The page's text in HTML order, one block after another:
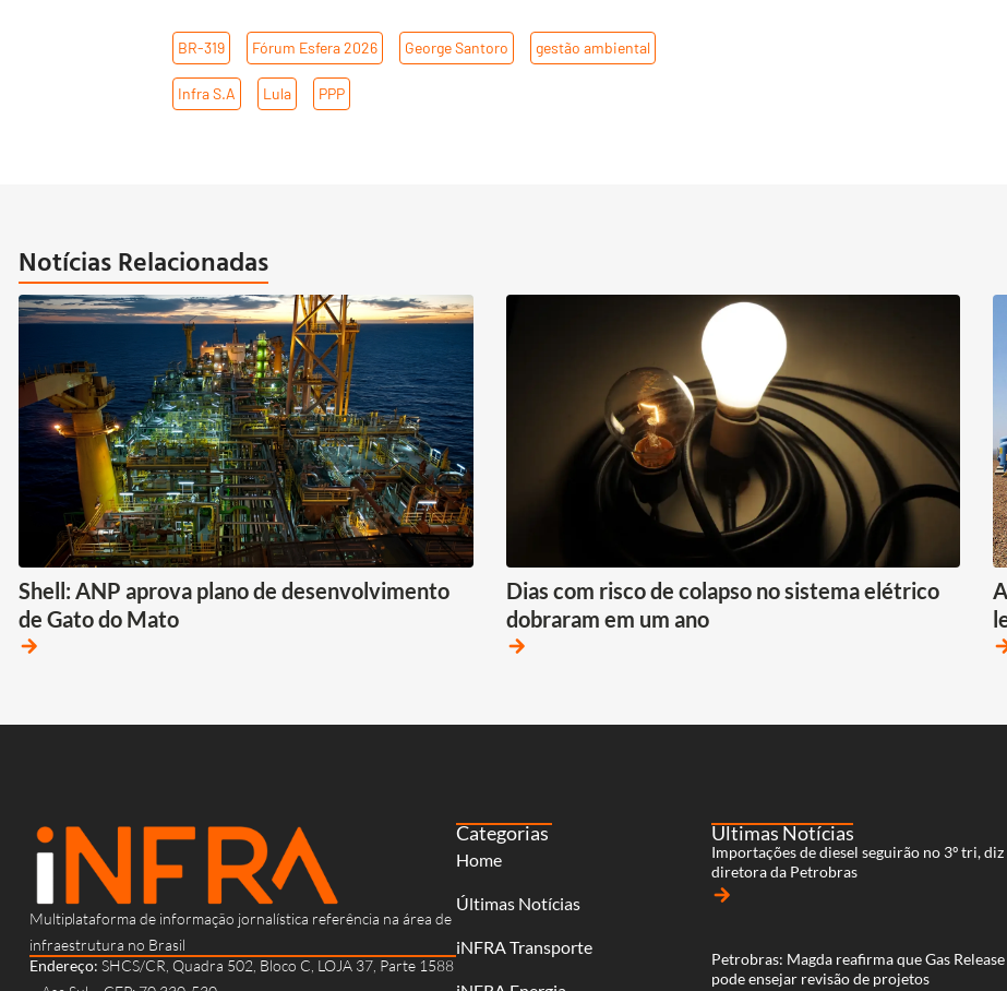
BR-319 Fórum Esfera 2026 George Santoro gestão ambiental
Infra S.A Lula PPP
Notícias Relacionadas
Shell: ANP aprova plano de desenvolvimento
de Gato do Mato
arrow_forward
Dias com risco de colapso no sistema elétrico
dobraram em um ano
arrow_forward
Multiplataforma de informação jornalística referência na área de
infraestrutura no Brasil
Endereço: SHCS/CR, Quadra 502, Bloco C, LOJA 37, Parte 1588
Categorias
Home
Últimas Notícias
iNFRA Transporte
Últimas Notícias
Importações de diesel seguirão no 3º tri, diz
diretora da Petrobras
arrow_forward
Petrobras: Magda reafirma que Gas Release
pode ensejar revisão de projetos